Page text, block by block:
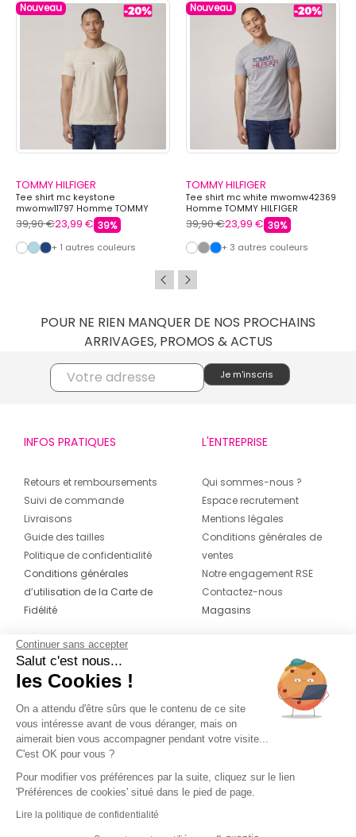
Nouveau
TOMMY HILFIGER
Tee shirt mc keystone
mwomw11797 Homme TOMMY
HILFIGER
39,90 €23,99 € 39%
+ 1 autres couleurs
Nouveau
TOMMY HILFIGER
Tee shirt mc white mwomw42369
Homme TOMMY HILFIGER
39,90 €23,99 € 39%
+ 3 autres couleurs
POUR NE RIEN MANQUER DE NOS PROCHAINS
ARRIVAGES, PROMOS & ACTUS
INFOS PRATIQUES
Retours et remboursements
Suivi de commande
Livraisons
Guide des tailles
Politique de confidentialité
Conditions générales
d’utilisation de la Carte de
Fidélité
L'ENTREPRISE
Qui sommes-nous ?
Espace recrutement
Mentions légales
Conditions générales de
ventes
Notre engagement RSE
Contactez-nous
Magasins
CONTACT
04 42 20 78 42
Du lundi au jeudi de 8h30 à 16h30 & le
vendredi de 8h30 à 15h30
Continuer sans accepter
Salut c'est nous...
les Cookies !
On a attendu d'être sûrs que le contenu de ce site
vous intéresse avant de vous déranger, mais on
aimerait bien vous accompagner pendant votre visite...
C'est OK pour vous ?
Pour modifier vos préférences par la suite, cliquez sur le lien
'Préférences de cookies' situé dans le pied de page.
Lire la politique de confidentialité